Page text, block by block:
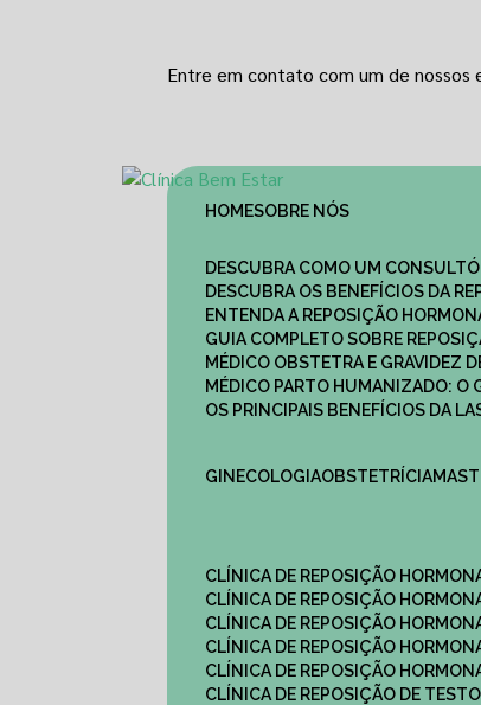
Entre em contato com um de nossos
HOME
SOBRE NÓS
DESCUBRA COMO UM
DESCUBRA OS BENEFÍCIOS DA
ENTENDA A REPOSIÇÃO
GUIA COMPLETO SOBRE
MÉDICO OBSTETRA E GRAVIDEZ
MÉDICO PARTO HUMANIZADO:
OS PRINCIPAIS BENEFÍCIOS DA
GINECOLOGIA
OBSTETRÍCIA
CLÍNICA DE REPOSIÇÃO
CLÍNICA DE REPOSIÇÃO
CLÍNICA DE REPOSIÇÃO
CLÍNICA DE REPOSIÇÃO
CLÍNICA DE REPOSIÇÃO
CLÍNICA DE REPOSIÇÃO DE